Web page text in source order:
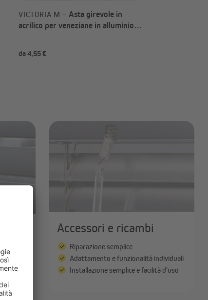
VICTORIA M – Asta girevole in
acrilico per veneziane in alluminio
da 4,55 €
in
Accessori e ricambi
Riparazione semplice
Adattamento e funzionalità individuali
Installazione semplice e facilità d'uso